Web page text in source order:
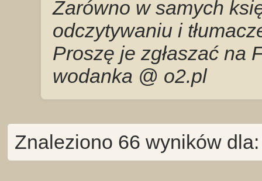
Zarówno w samych
odczytywaniu i
Proszę je zgłaszać na
wodanka @ o2.pl
Znaleziono 66 wyników